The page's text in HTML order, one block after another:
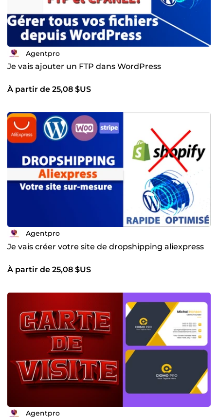
Agentpro
Je vais ajouter un FTP dans WordPress
À partir de 25,08 $US
Agentpro
Je vais créer votre site de dropshipping aliexpress
À partir de 25,08 $US
Agentpro